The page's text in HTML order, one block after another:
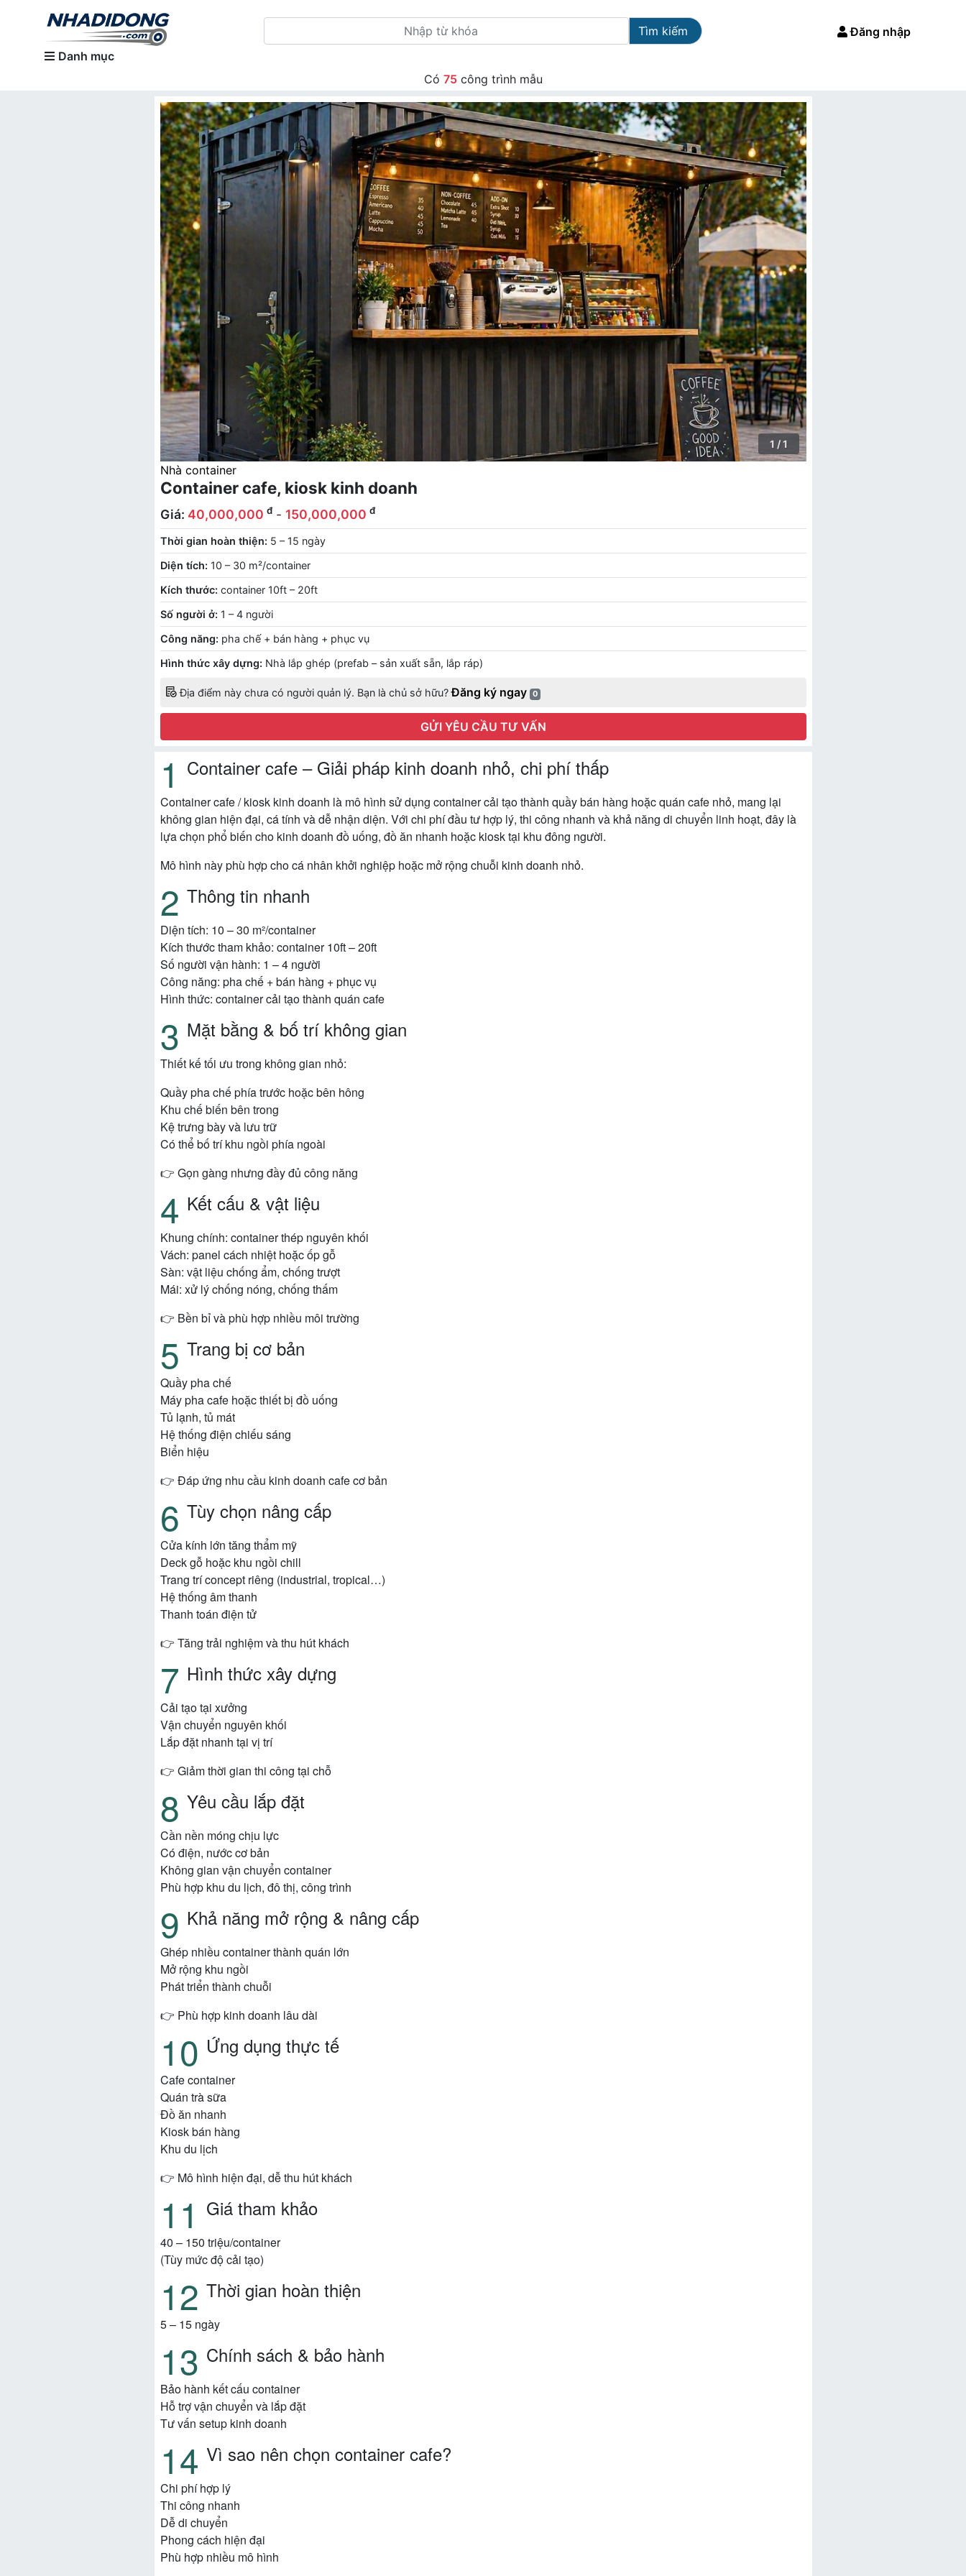
Danh mục
Tìm kiếm Đăng nhập
Có 75công trình mẫu
1 / 1
Nhà container
Container cafe, kiosk kinh doanh
Giá: 40,000,000 đ - 150,000,000 đ
Thời gian hoàn thiện: 5 – 15 ngày
Diện tích: 10 – 30 m²/container
Kích thước: container 10ft – 20ft
Số người ở: 1 – 4 người
Công năng: pha chế + bán hàng + phục vụ
Hình thức xây dựng: Nhà lắp ghép (prefab – sản xuất sẵn, lắp ráp)
Địa điểm này chưa có người quản lý. Bạn là chủ sở hữu?Đăng ký ngay 0
GỬI YÊU CẦU TƯ VẤN
Container cafe – Giải pháp kinh doanh nhỏ, chi phí thấp
Container cafe / kiosk kinh doanh là mô hình sử dụng container cải tạo thành quầy bán hàng hoặc quán cafe nhỏ, mang lại
không gian hiện đại, cá tính và dễ nhận diện. Với chi phí đầu tư hợp lý, thi công nhanh và khả năng di chuyển linh hoạt, đây là
lựa chọn phổ biến cho kinh doanh đồ uống, đồ ăn nhanh hoặc kiosk tại khu đông người.
Mô hình này phù hợp cho cá nhân khởi nghiệp hoặc mở rộng chuỗi kinh doanh nhỏ.
Thông tin nhanh
Diện tích: 10 – 30 m²/container
Kích thước tham khảo: container 10ft – 20ft
Số người vận hành: 1 – 4 người
Công năng: pha chế + bán hàng + phục vụ
Hình thức: container cải tạo thành quán cafe
Mặt bằng & bố trí không gian
Thiết kế tối ưu trong không gian nhỏ:
Quầy pha chế phía trước hoặc bên hông
Khu chế biến bên trong
Kệ trưng bày và lưu trữ
Có thể bố trí khu ngồi phía ngoài
👉 Gọn gàng nhưng đầy đủ công năng
Kết cấu & vật liệu
Khung chính: container thép nguyên khối
Vách: panel cách nhiệt hoặc ốp gỗ
Sàn: vật liệu chống ẩm, chống trượt
Mái: xử lý chống nóng, chống thấm
👉 Bền bỉ và phù hợp nhiều môi trường
Trang bị cơ bản
Quầy pha chế
Máy pha cafe hoặc thiết bị đồ uống
Tủ lạnh, tủ mát
Hệ thống điện chiếu sáng
Biển hiệu
👉 Đáp ứng nhu cầu kinh doanh cafe cơ bản
Tùy chọn nâng cấp
Cửa kính lớn tăng thẩm mỹ
Deck gỗ hoặc khu ngồi chill
Trang trí concept riêng (industrial, tropical…)
Hệ thống âm thanh
Thanh toán điện tử
👉 Tăng trải nghiệm và thu hút khách
Hình thức xây dựng
Cải tạo tại xưởng
Vận chuyển nguyên khối
Lắp đặt nhanh tại vị trí
👉 Giảm thời gian thi công tại chỗ
Yêu cầu lắp đặt
Cần nền móng chịu lực
Có điện, nước cơ bản
Không gian vận chuyển container
Phù hợp khu du lịch, đô thị, công trình
Khả năng mở rộng & nâng cấp
Ghép nhiều container thành quán lớn
Mở rộng khu ngồi
Phát triển thành chuỗi
👉 Phù hợp kinh doanh lâu dài
Ứng dụng thực tế
Cafe container
Quán trà sữa
Đồ ăn nhanh
Kiosk bán hàng
Khu du lịch
👉 Mô hình hiện đại, dễ thu hút khách
Giá tham khảo
40 – 150 triệu/container
(Tùy mức độ cải tạo)
Thời gian hoàn thiện
5 – 15 ngày
Chính sách & bảo hành
Bảo hành kết cấu container
Hỗ trợ vận chuyển và lắp đặt
Tư vấn setup kinh doanh
Vì sao nên chọn container cafe?
Chi phí hợp lý
Thi công nhanh
Dễ di chuyển
Phong cách hiện đại
Phù hợp nhiều mô hình